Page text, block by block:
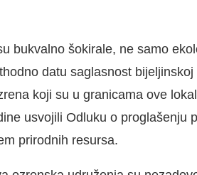
bukvalno šokirale, ne samo
datu saglasnost bijeljinskoj
koji su u granicama ove
usvojili Odluku o proglašenju
prirodnih resursa.